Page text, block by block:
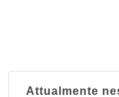
Attualmente